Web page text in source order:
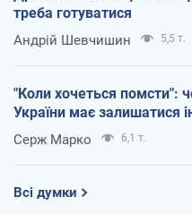
треба готуватися
Андрій Шевчишин 5,5 т.
"Коли хочеться помсти":
України має залишатися
Серж Марко 6,1 т.
Всі думки